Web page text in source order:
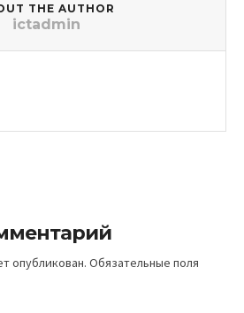
THE AUTHOR
ictadmin
опубликован. Обязательные поля